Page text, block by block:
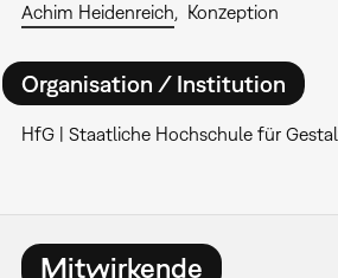
Achim Heidenreich Konzeption
Organisation / Institution
HfG | Staatliche Hochschule für
Mitwirkende